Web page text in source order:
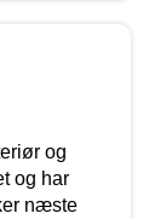
og
og har
næste